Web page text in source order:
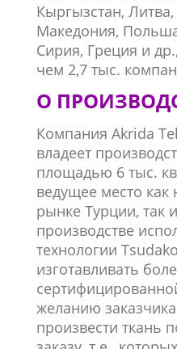
Кыргызстан,
Македония,
Сирия, Греция и
чем 2,7 тыс.
О
Компания Akrida
владеет
площадью 6 тыс.
ведущее место как
рынке Турции, так
производстве
технологии
изготавливать
желанию
произвести ткань